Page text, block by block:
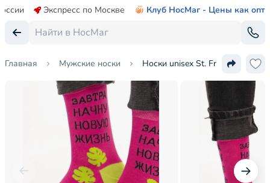
Экспресс по Москве Клуб НосМаг - Цены как опт
Главная Мужские носки Носки unisex St. Friday Socks